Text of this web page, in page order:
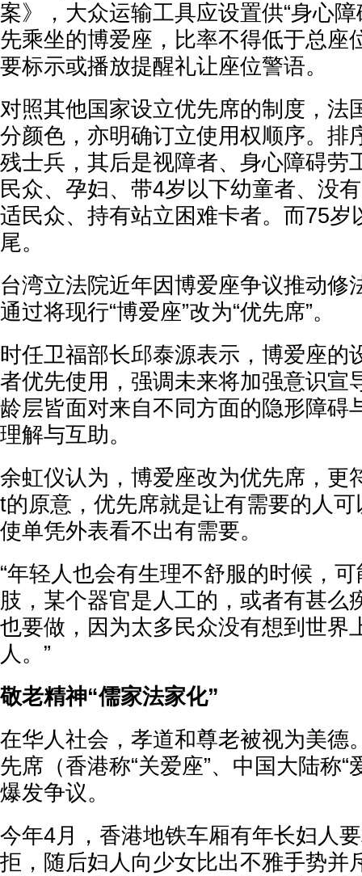
案》，大众运输工具应设置供“身心
先乘坐的博爱座，比率不得低于总座
要标示或播放提醒礼让座位警语。
对照其他国家设立优先席的制度，法
分颜色，亦明确订立使用权顺序。排
残士兵，其后是视障者、身心障碍劳
民众、孕妇、带4岁以下幼童者、没
适民众、持有站立困难卡者。而75岁
尾。
台湾立法院近年因博爱座争议推动修
通过将现行“博爱座”改为“优先席”。
时任卫福部长邱泰源表示，博爱座的
者优先使用，强调未来将加强意识宣
龄层皆面对来自不同方面的隐形障碍
理解与互助。
余虹仪认为，博爱座改为优先席，更
t的原意，优先席就是让有需要的人
使单凭外表看不出有需要。
“年轻人也会有生理不舒服的时候，
肢，某个器官是人工的，或者有甚么
也要做，因为太多民众没有想到世界
人。”
敬老精神“儒家法家化”
在华人社会，孝道和尊老被视为美德
先席（香港称“关爱座”、中国大陆称“
爆发争议。
今年4月，香港地铁车厢有年长妇人
拒，随后妇人向少女比出不雅手势并